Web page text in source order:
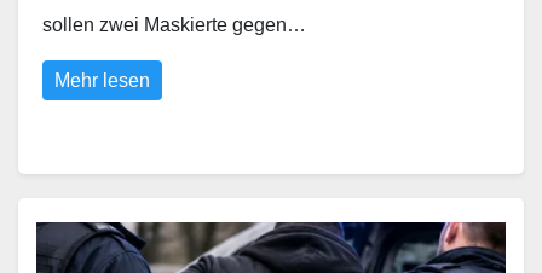
sollen zwei Maskierte gegen…
Mehr lesen